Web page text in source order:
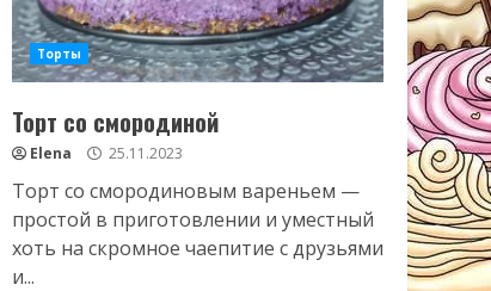
Торты
Торт со смородиной
Elena 25.11.2023
Торт со смородиновым вареньем —
простой в приготовлении и уместный
хоть на скромное чаепитие с друзьями
и...